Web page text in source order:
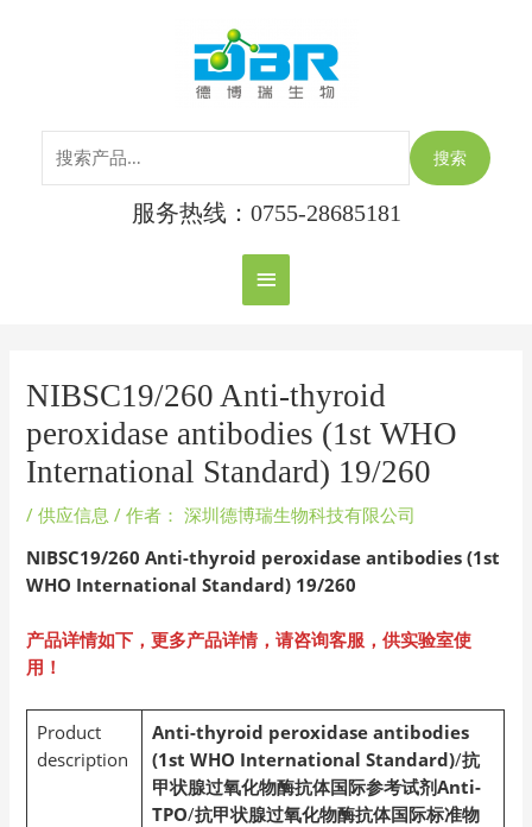
主
菜
单
搜索
服务热线：0755-28685181
NIBSC19/260 Anti-thyroid
peroxidase antibodies (1st WHO
International Standard) 19/260
/供应信息 / 作者： 深圳德博瑞生物科技有限公司
NIBSC19/260 Anti-thyroid peroxidase antibodies (1st
WHO International Standard) 19/260
产品详情如下，更多产品详情，请咨询客服，供实验室使
用！
Product
description
Anti-thyroid peroxidase antibodies
(1st WHO International Standard)/抗
甲状腺过氧化物酶抗体国际参考试剂Anti-
TPO/抗甲状腺过氧化物酶抗体国际标准物